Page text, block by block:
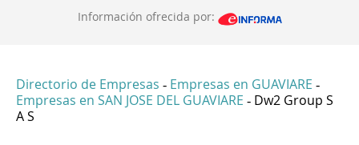
Información ofrecida por:
Directorio de Empresas - Empresas en GUAVIARE -
Empresas en SAN JOSE DEL GUAVIARE - Dw2 Group S
A S